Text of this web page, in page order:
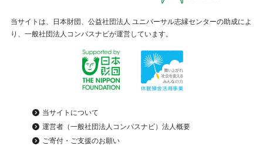
当サイトは、日本財団、公益社団法人 ユニバーサル志縁センターの助成によ
り、一般社団法人コンパスナビが運営しています。
当サイトについて
運営者（一般社団法人コンパスナビ）法人概要
ご寄付・ご支援のお願い